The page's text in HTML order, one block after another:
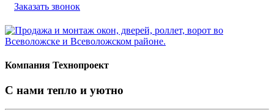
Заказать звонок
Компания Технопроект
С нами тепло и уютно